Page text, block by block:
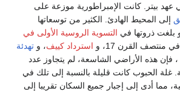
عهد بيتر. كانت الإمبراطورية موزعة على
إلى المحيط الهادئ. الكثير من توسعاتها
التسوية الروسية الأولى في
في منتصف القرن 17، و استرداد كييف، و تهدئة
، فإن هذه الأراضي الشاسعة، لم يتجاوز عدد
نسمة. غلة الحبوب كانت قليلة بالنسبة إلى تلك في
مما أدى إلى إجبار جميع السكان تقريبا إلى